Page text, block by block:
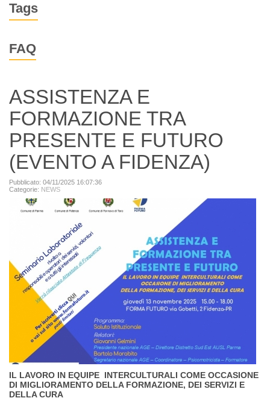
Tags
FAQ
ASSISTENZA E
FORMAZIONE TRA
PRESENTE E FUTURO
(EVENTO A FIDENZA)
Pubblicato: 04/11/2025 16:07:36
Categorie: NEWS
IL LAVORO IN EQUIPE INTERCULTURALI COME OCCASIONE
DI MIGLIORAMENTO DELLA FORMAZIONE, DEI SERVIZI E
DELLA CURA